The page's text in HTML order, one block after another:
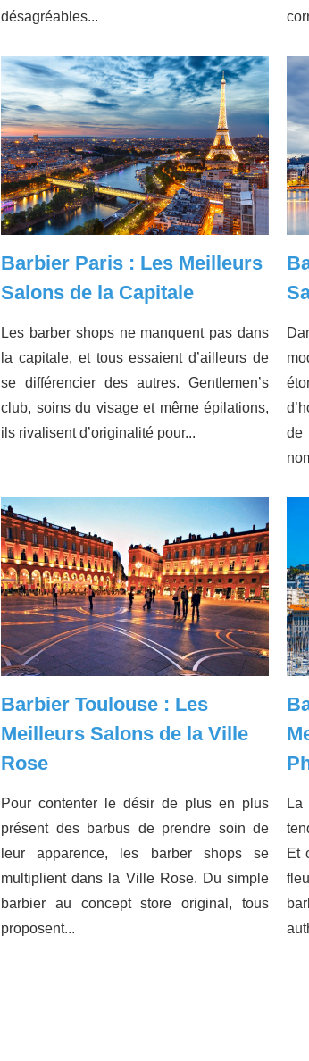
désagréables...
Barbier Paris : Les Meilleurs
Salons de la Capitale
Les barber shops ne manquent pas dans
la capitale, et tous essaient d’ailleurs de
se différencier des autres. Gentlemen’s
club, soins du visage et même épilations,
ils rivalisent d’originalité pour...
Barbier Toulouse : Les
Meilleurs Salons de la Ville
Rose
Pour contenter le désir de plus en plus
présent des barbus de prendre soin de
leur apparence, les barber shops se
multiplient dans la Ville Rose. Du simple
barbier au concept store original, tous
proposent...
La
Et